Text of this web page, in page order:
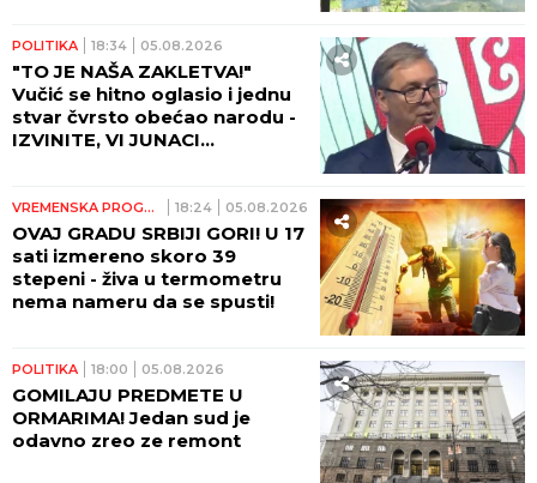
POLITIKA 18:34 05.08.2026
"TO JE NAŠA ZAKLETVA!"
Vučić se hitno oglasio i jednu
stvar čvrsto obećao narodu -
IZVINITE, VI JUNACI
VREMENSKA PROGNOZA 18:24 05.08.2026
OVAJ GRADU SRBIJI GORI! U 17
sati izmereno skoro 39
stepeni - živa u termometru
nema nameru da se spusti!
POLITIKA 18:00 05.08.2026
GOMILAJU PREDMETE U
ORMARIMA! Jedan sud je
odavno zreo ze remont